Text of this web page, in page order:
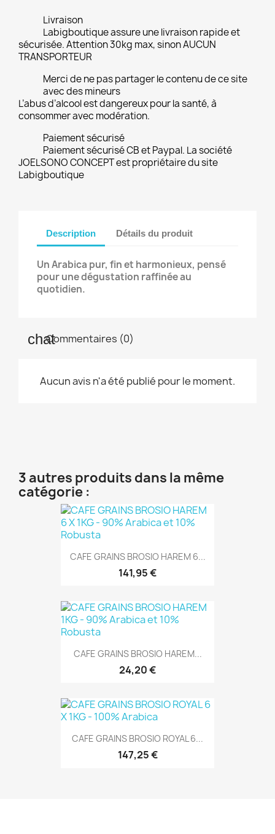
Livraison
Labigboutique assure une livraison rapide et
sécurisée. Attention 30kg max, sinon AUCUN
TRANSPORTEUR
Merci de ne pas partager le contenu de ce site
avec des mineurs
L’abus d’alcool est dangereux pour la santé, à
consommer avec modération.
Paiement sécurisé
Paiement sécurisé CB et Paypal. La société
JOELSONO CONCEPT est propriétaire du site
Labigboutique
Description Détails du produit
Un Arabica pur, fin et harmonieux, pensé
pour une dégustation raffinée au
quotidien.
Commentaires (0)
Aucun avis n'a été publié pour le moment.
3 autres produits dans la même
catégorie :
CAFE GRAINS BROSIO HAREM 6...
141,95 €
CAFE GRAINS BROSIO HAREM...
24,20 €
CAFE GRAINS BROSIO ROYAL 6...
147,25 €